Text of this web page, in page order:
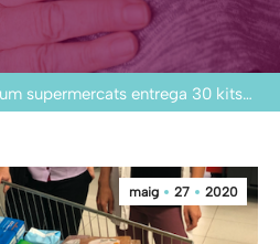
supermercats entrega 30 kits…
maig 27 2020